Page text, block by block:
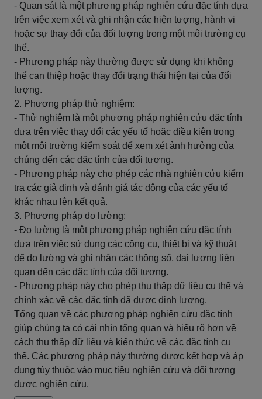
- Quan sát là một phương pháp nghiên cứu đặc tính dựa
trên việc xem xét và ghi nhận các hiện tượng, hành vi
hoặc sự thay đổi của đối tượng trong một môi trường cụ
thể.
- Phương pháp này thường được sử dụng khi không
thể can thiệp hoặc thay đổi trạng thái hiện tại của đối
tượng.
2. Phương pháp thử nghiệm:
- Thử nghiệm là một phương pháp nghiên cứu đặc tính
dựa trên việc thay đổi các yếu tố hoặc điều kiện trong
một môi trường kiểm soát để xem xét ảnh hưởng của
chúng đến các đặc tính của đối tượng.
- Phương pháp này cho phép các nhà nghiên cứu kiểm
tra các giả định và đánh giá tác động của các yếu tố
khác nhau lên kết quả.
3. Phương pháp đo lường:
- Đo lường là một phương pháp nghiên cứu đặc tính
dựa trên việc sử dụng các công cụ, thiết bị và kỹ thuật
để đo lường và ghi nhận các thông số, đại lượng liên
quan đến các đặc tính của đối tượng.
- Phương pháp này cho phép thu thập dữ liệu cụ thể và
chính xác về các đặc tính đã được định lượng.
Tổng quan về các phương pháp nghiên cứu đặc tính
giúp chúng ta có cái nhìn tổng quan và hiểu rõ hơn về
cách thu thập dữ liệu và kiến thức về các đặc tính cụ
thể. Các phương pháp này thường được kết hợp và áp
dụng tùy thuộc vào mục tiêu nghiên cứu và đối tượng
được nghiên cứu.